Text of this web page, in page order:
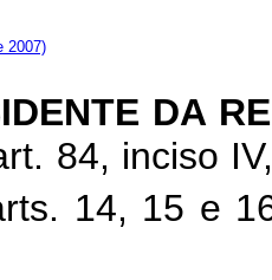
2007)
DA
84, inciso
14, 15 e